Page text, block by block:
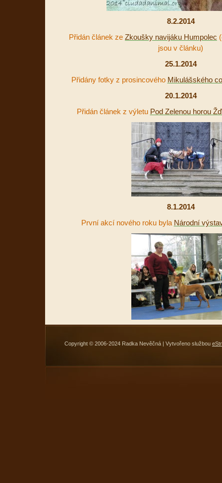
8.2.2014
Přidán článek ze Zkoušky navijáku Humpolec
jsou v článku)
25.1.2014
Přidány fotky z prosincového Mikulášského
20.1.2014
Přidán článek z výletu Pod Zelenou horou
8.1.2014
První akcí nového roku byla Národní
Copyright © 2006-2024 Radka Nevěčná | Vytvořeno službou